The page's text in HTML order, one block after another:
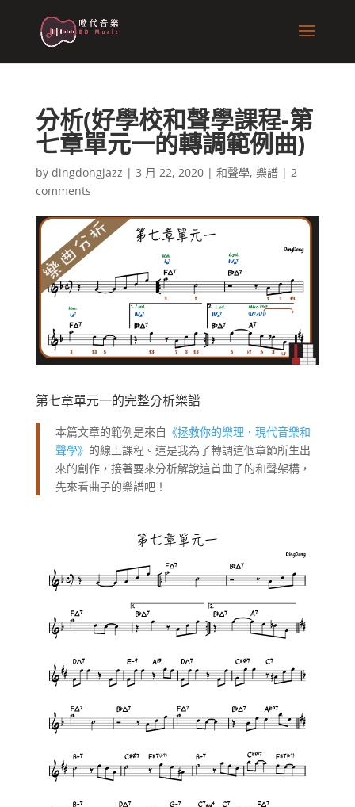
分析(好學校和聲學課程-第
七章單元一的轉調範例曲)
by dingdongjazz | 3 月 22, 2020| 和聲學, 樂譜| 2
comments
第七章單元一的完整分析樂譜
本篇文章的範例是來自 《拯救你的樂理．現代音樂和
聲學》 的線上課程。這是我為了轉調這個章節所生出
來的創作，接著要來分析解說這首曲子的和聲架構，
先來看曲子的樂譜吧！